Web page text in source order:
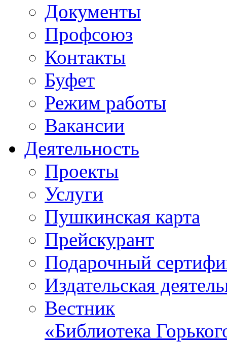
Документы
Профсоюз
Контакты
Буфет
Режим работы
Вакансии
Деятельность
Проекты
Услуги
Пушкинская карта
Прейскурант
Подарочный
Издательская
Вестник
«Библиотека